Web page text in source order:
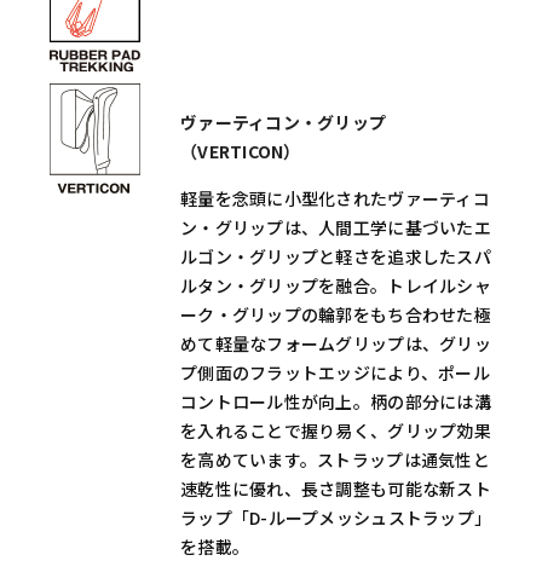
ヴァーティコン・グリップ
（VERTICON）
軽量を念頭に小型化されたヴァーティコ
ン・グリップは、人間工学に基づいたエ
ルゴン・グリップと軽さを追求したスパ
ルタン・グリップを融合。トレイルシャ
ーク・グリップの輪郭をもち合わせた極
めて軽量なフォームグリップは、グリッ
プ側面のフラットエッジにより、ポール
コントロール性が向上。柄の部分には溝
を入れることで握り易く、グリップ効果
を高めています。ストラップは通気性と
速乾性に優れ、長さ調整も可能な新スト
ラップ「D-ループメッシュストラップ」
を搭載。